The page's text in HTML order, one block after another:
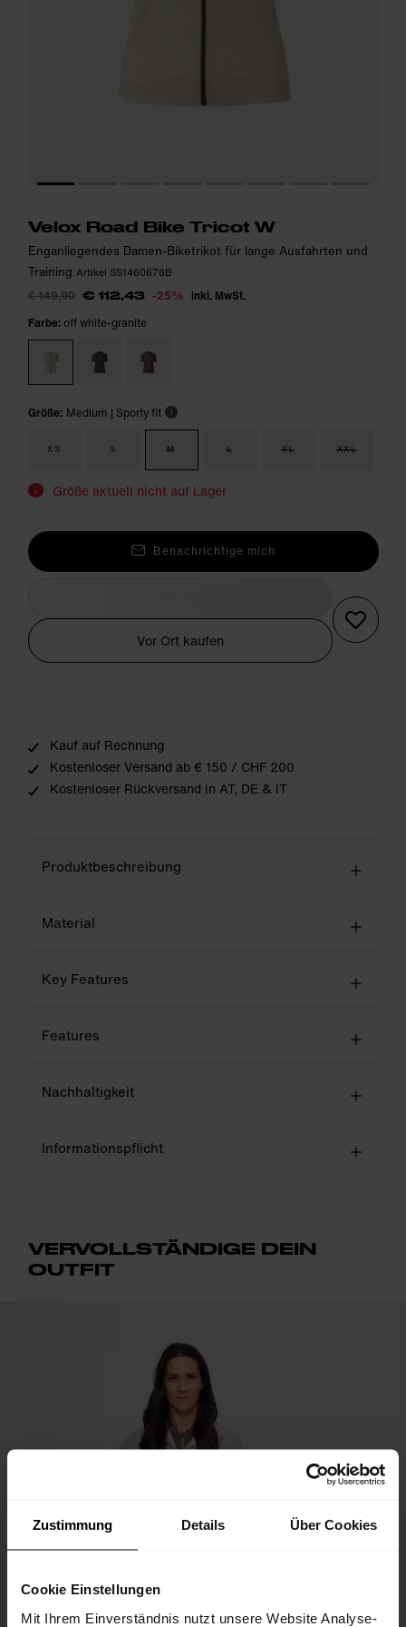
Zustimmung Details Über Cookies
Cookie Einstellungen
Mit Ihrem Einverständnis nutzt unsere Website Analyse-
Velox Road Bike Tricot W
Enganliegendes Damen-Biketrikot für lange Ausfahrten und
Training Artikel SS1460676B
€ 149,90 € 112,43 -25% inkl. MwSt.
Farbe: off white-granite
Größe: Medium | Sporty fit i
XS S M L XL XXL
i Größe aktuell nicht auf Lager
Benachrichtige mich
Vor Ort kaufen
Kauf auf Rechnung
Kostenloser Versand ab € 150 / CHF 200
Kostenloser Rückversand in AT, DE & IT
Produktbeschreibung
Material
Key Features
Features
Nachhaltigkeit
Informationspflicht
VERVOLLSTÄNDIGE DEIN
OUTFIT